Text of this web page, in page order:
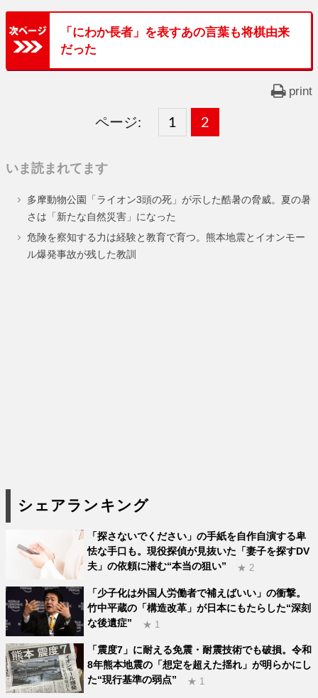
「にわか長者」を表すあの言葉も将棋由来
だった
print
ページ:
固
ー
ジ
1 ,
固
ー
ジ
2
いま読まれてます
多摩動物公園「ライオン3頭の死」が示した酷暑の脅威。夏の暑
さは「新たな自然災害」になった
危険を察知する力は経験と教育で育つ。熊本地震とイオンモー
ル爆発事故が残した教訓
シェアランキング
「探さないでください」の手紙を自作自演する卑
怯な手口も。現役探偵が見抜いた「妻子を探すDV
夫」の依頼に潜む“本当の狙い”
★ 2
「少子化は外国人労働者で補えばいい」の衝撃。
竹中平蔵の「構造改革」が日本にもたらした“深刻
な後遺症”
★ 1
「震度7」に耐える免震・耐震技術でも破損。令和
8年熊本地震の「想定を超えた揺れ」が明らかにし
た“現行基準の弱点”
★ 1